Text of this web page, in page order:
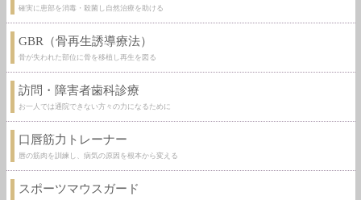
確実に患部を消毒・殺菌し自然治療を助ける
GBR（骨再生誘導療法）
骨が失われた部位に骨を移植し再生を図る
訪問・障害者歯科診療
お一人では通院できない方々の力になるために
口唇筋力トレーナー
唇の筋肉を訓練し、病気の原因を根本から変える
スポーツマウスガード